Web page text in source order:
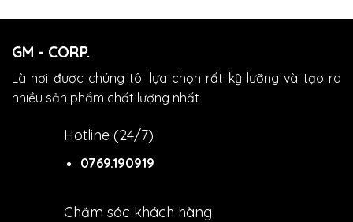
GM - CORP.
Là nơi được chúng tôi lựa chọn rất kỹ lưỡng và tạo ra
nhiều sản phẩm chất lượng nhất
Hotline (24/7)
0769.190919
Chăm sóc khách hàng